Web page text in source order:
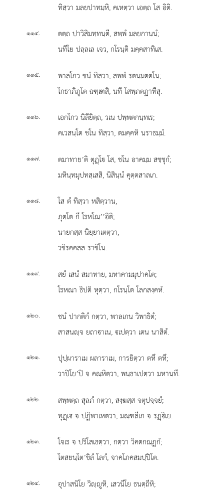
ทิสฺวา มลยปาทมฺหิ, คเหตฺวา เอตฺถ โส อิติ.
๑๑๔. ตตฺถ ปาวิสิมทฺทนฺตี, สพฺพํ มลยกานนํ;
นทีโย ปลฺลเล เจว, กโรนฺติ มคฺคสาทิเส.
๑๑๕.
พาลโกว ชนํ ทิสฺวา, สพฺพํ รตนมตฺตโน;
โกธาภิภูโต ฉฑฺเฑสิ, นที โสพฺภตฏาทีสุ.
๑๑๖.
เอกโกว นิลียิตฺถ, วเน ปพฺพตกนฺทเร;
คเวสนฺโต ชโน ทิสฺวา, ตมคฺคหิ นราธมฺมํ.
๑๑๗.
ตมาทาย’ติ ตุฏฺโ โส, ชโน อาคมฺม สชฺชุกํ;
มหินฺทมุปทสฺเสสิ, นิสินฺนํ คุตฺตสาลเก.
๑๑๘.
โส ตํ ทิสฺวา หสิตฺวาน,
ภุตฺโต กึ โรหโณ’’อิติ;
นายกสฺส นิยฺยาเตตฺวา,
วชิรคฺคสฺส ราชิโน.
๑๑๙.
สยํ เสนํ สมาทาย, มหาคามมุปาคโต;
โรหณา ธิปติ หุตฺวา, กโรนฺโต โลกสงฺคหํ.
๑๒๐.
ชนํ ปากติกํ กตฺวา, พาลเกน วิพาธิตํ;
สาสนฺจ ยถาาเน, เปตฺวา เตน นาสิตํ.
๑๒๑.
ปุปฺผาราเม ผลาราเม, การยิตฺวา ตหึ ตหึ;
วาปิโย’ปิ จ คณฺหิตฺวา, พนฺธาเปตฺวา มหานทึ.
๑๒๒.
สพฺพตฺถ สุลภํ กตฺวา, สงฺฆสฺส จตุปจฺจยํ;
ทุฏฺเ จ ปฏิพาเหตฺวา, มณฺฑลีเก จ รฏฺิเย.
๑๒๓.
โจเร จ ปริโสเธตฺวา, กตฺวา วิคตกณฺฏกํ;
โตสยนฺโต’ขิลํ โลกํ, จาคโภคสมปฺปิโต.
๑๒๔.
อุปาสนิโย วิฺูหิ, เสวนีโย ธนตฺถีหิ;